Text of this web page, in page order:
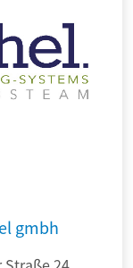
gmbh